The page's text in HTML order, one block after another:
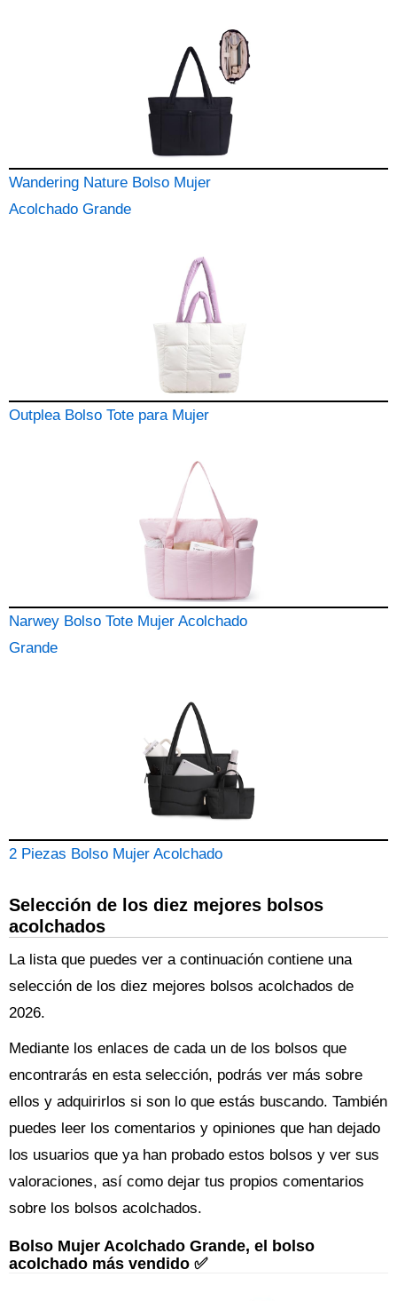
Wandering Nature Bolso Mujer
Acolchado Grande
Outplea Bolso Tote para Mujer
Narwey Bolso Tote Mujer Acolchado
Grande
2 Piezas Bolso Mujer Acolchado
Selección de los diez mejores bolsos
acolchados
La lista que puedes ver a continuación contiene una
selección de los diez mejores bolsos acolchados de
2026.
Mediante los enlaces de cada un de los bolsos que
encontrarás en esta selección, podrás ver más sobre
ellos y adquirirlos si son lo que estás buscando. También
puedes leer los comentarios y opiniones que han dejado
los usuarios que ya han probado estos bolsos y ver sus
valoraciones, así como dejar tus propios comentarios
sobre los bolsos acolchados.
Bolso Mujer Acolchado Grande, el bolso
acolchado más vendido ✅